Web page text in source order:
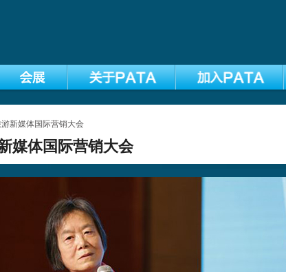
新媒体国际营销大会
媒体国际营销大会